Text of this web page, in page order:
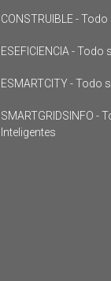
CONSTRUIBLE -
ESEFICIENCIA -
ESMARTCITY - Todo
SMARTGRIDSINFO -
Inteligentes